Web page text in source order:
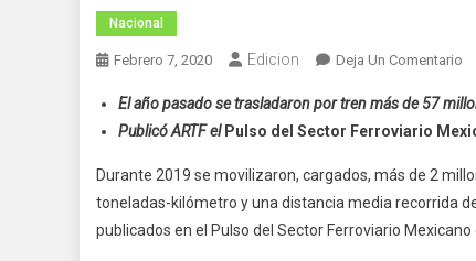
Nacional
Febrero 7, 2020 Edicion Deja Un Comentario
Y
El año pasado se trasladaron por tren más de 57
Publicó ARTF el Pulso del Sector Ferroviario
Durante 2019 se movilizaron, cargados, más de 2
toneladas-kilómetro y una distancia media recorrida
publicados en el Pulso del Sector Ferroviario